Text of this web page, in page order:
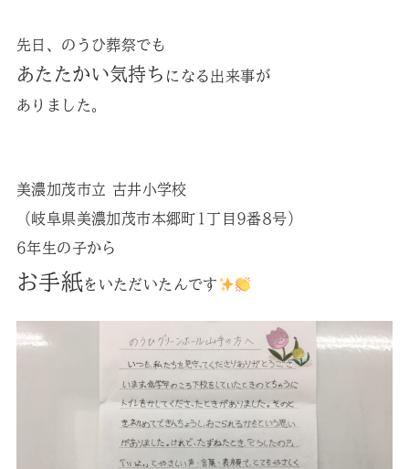
先日、のうひ葬祭でも
あたたかい気持ち になる出来事が
ありました。
美濃加茂市立 古井小学校
（岐阜県美濃加茂市本郷町1丁目9番8号）
6年生の子から
お手紙をいただいたんです